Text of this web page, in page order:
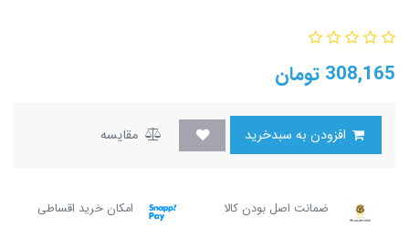
308,165 تومان
مقایسه
ضمانت اصل بودن کالا امکان خرید اقساطی